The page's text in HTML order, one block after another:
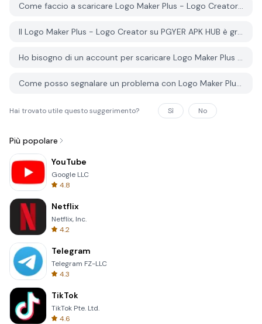
Come faccio a scaricare Logo Maker Plus - Logo Creator da PGYER APK HUB?
Il Logo Maker Plus - Logo Creator su PGYER APK HUB è gratuito?
Ho bisogno di un account per scaricare Logo Maker Plus - Logo Creator da PGYER APK HUB?
Come posso segnalare un problema con Logo Maker Plus - Logo Creator su PGYER APK HUB?
Hai trovato utile questo suggerimento? Sì No
Più popolare
YouTube
Google LLC
4.8
Netflix
Netflix, Inc.
4.2
Telegram
Telegram FZ-LLC
4.3
TikTok
TikTok Pte. Ltd.
4.6